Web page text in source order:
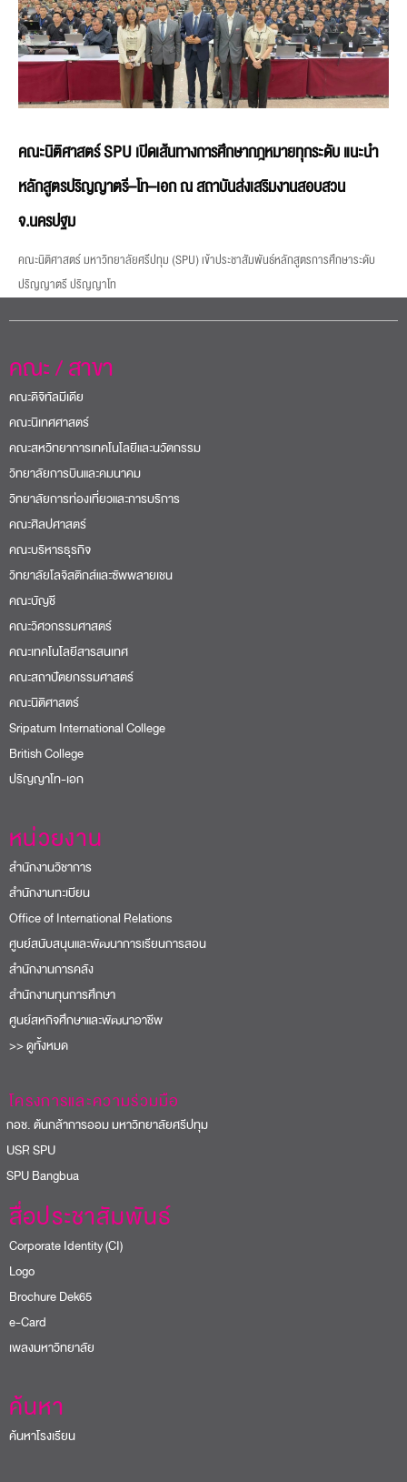
คณะนิติศาสตร์ SPU เปิดเส้นทางการศึกษากฎหมายทุกระดับ แนะนำ
หลักสูตรปริญญาตรี–โท–เอก ณ สถาบันส่งเสริมงานสอบสวน
จ.นครปฐม
คณะนิติศาสตร์ มหาวิทยาลัยศรีปทุม (SPU) เข้าประชาสัมพันธ์หลักสูตรการศึกษาระดับ
ปริญญาตรี ปริญญาโท
คณะ / สาขา
คณะดิจิทัลมีเดีย
คณะนิเทศศาสตร์
คณะสหวิทยาการเทคโนโลยีและนวัตกรรม
วิทยาลัยการบินและคมนาคม
วิทยาลัยการท่องเที่ยวและการบริการ
คณะศิลปศาสตร์
คณะบริหารธุรกิจ
วิทยาลัยโลจิสติกส์และซัพพลายเชน
คณะบัญชี
คณะวิศวกรรมศาสตร์
คณะเทคโนโลยีสารสนเทศ
คณะสถาปัตยกรรมศาสตร์
คณะนิติศาสตร์
Sripatum International College
British College
ปริญญาโท-เอก
หน่วยงาน
สำนักงานวิชาการ
สำนักงานทะเบียน
Office of International Relations
ศูนย์สนับสนุนและพัฒนาการเรียนการสอน
สำนักงานการคลัง
สำนักงานทุนการศึกษา
ศูนย์สหกิจศึกษาและพัฒนาอาชีพ
>> ดูทั้งหมด
โครงการและความร่วมมือ
ช. ต้นกล้าการออม มหาวิทยาลัยศรีปทุม
SPU
Bangbua
สื่อประชาสัมพันธ์
Corporate Identity (CI)
Logo
Brochure Dek65
e-Card
เพลงมหาวิทยาลัย
ค้นหา
ค้นหาโรงเรียน